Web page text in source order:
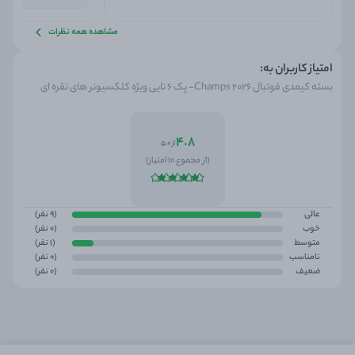
مشاهده همه نظرات
امتیاز کاربران به:
بسته کیمدی فوتبال 2026 Champs- پک 6 تایی ویژه کلکسیونر های نقره ای
4.8از 5.0
(از مجموع 10 امتیاز)
عالی
(9 نفر)
خوب
(0 نفر)
متوسط
(1 نفر)
نامناسب
(0 نفر)
ضعیف
(0 نفر)